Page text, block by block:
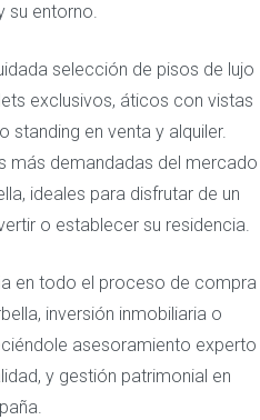
su entorno.
selección de pisos de lujo
exclusivos, áticos con vistas
standing en venta y alquiler.
más demandadas del mercado
ideales para disfrutar de un
o establecer su residencia.
en todo el proceso de compra
inversión inmobiliaria o
asesoramiento experto
y gestión patrimonial en